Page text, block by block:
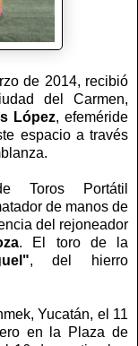
de 2014, recibió
del Carmen,
López, efeméride
espacio a través
Toros Portátil
de manos de
del rejoneador
. El toro de la
, del hierro
Yucatán, el 11
en la Plaza de